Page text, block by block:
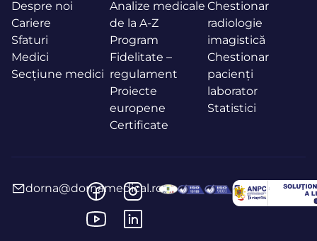
Despre noi
Cariere
Sfaturi
Medici
Secțiune medici
Analize medicale
de la A-Z
Program
Fidelitate –
regulament
Proiecte
europene
Certificate
Chestionar
radiologie
imagistică
Chestionar
pacienți
laborator
Statistici
dorna@dornamedical.ro